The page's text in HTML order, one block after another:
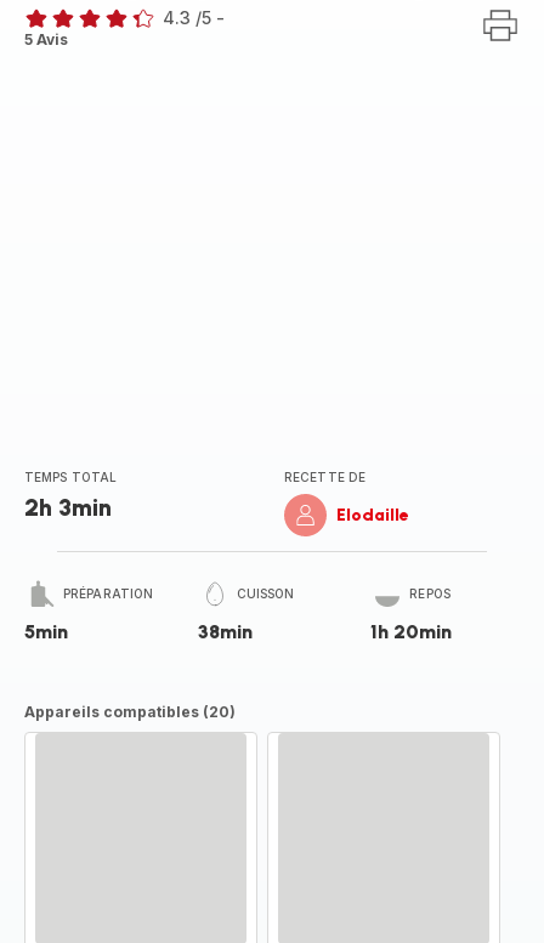
ratings.4.3
4.3 /5 -
5 Avis
TEMPS TOTAL
2h 3min
RECETTE DE
Elodaille
PRÉPARATION
5min
CUISSON
38min
REPOS
1h 20min
Appareils compatibles (20)